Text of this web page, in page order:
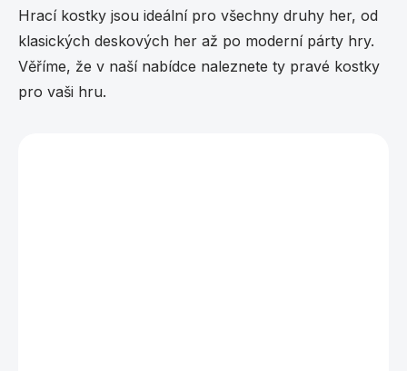
Hrací kostky jsou ideální pro všechny druhy her, od
klasických deskových her až po moderní párty hry.
Věříme, že v naší nabídce naleznete ty pravé kostky
pro vaši hru.